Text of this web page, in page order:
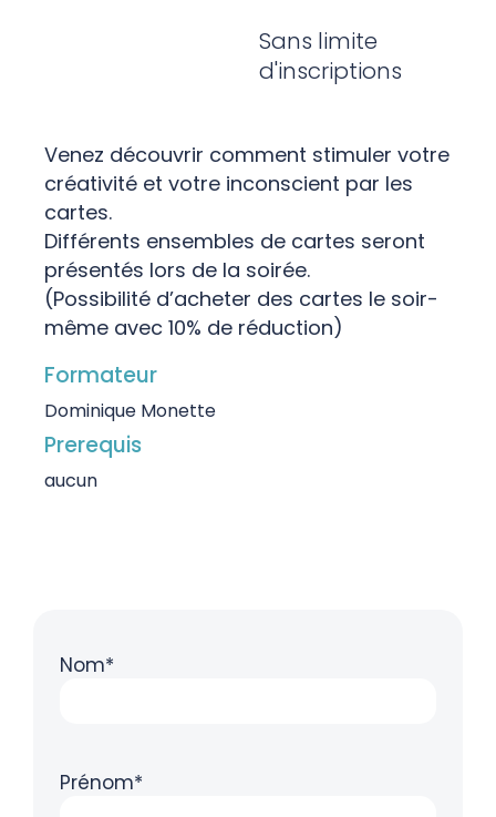
Sans limite
d'inscriptions
Venez découvrir comment stimuler votre
créativité et votre inconscient par les
cartes.
Différents ensembles de cartes seront
présentés lors de la soirée.
(Possibilité d’acheter des cartes le soir-
même avec 10% de réduction)
Formateur
Dominique Monette
Prerequis
aucun
Nom*
Prénom*